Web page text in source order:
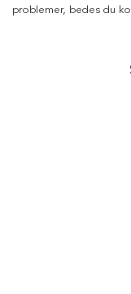
problemer, bedes du